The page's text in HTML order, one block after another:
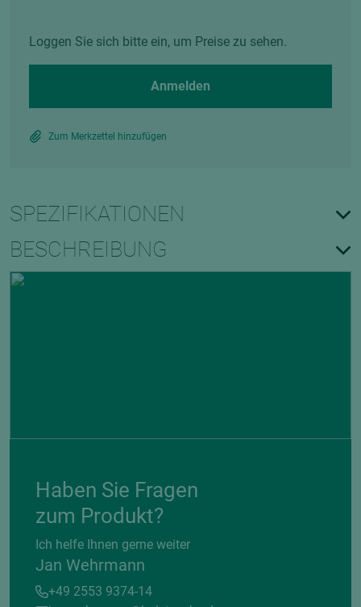
Loggen Sie sich bitte ein, um Preise zu sehen.
Anmelden
Zum Merkzettel hinzufügen
SPEZIFIKATIONEN
BESCHREIBUNG
Haben Sie Fragen
zum Produkt?
Ich helfe Ihnen gerne weiter
Jan Wehrmann
+49 2553 9374-14